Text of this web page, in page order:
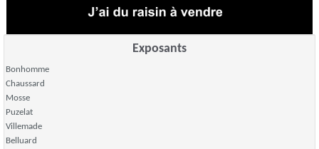
Exposants
Bonhomme
Chaussard
Mosse
Puzelat
Villemade
Belluard